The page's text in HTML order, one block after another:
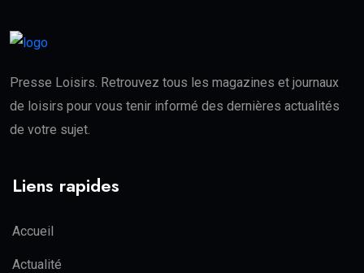
Presse Loisirs. Retrouvez tous les magazines et journaux
de loisirs pour vous tenir informé des dernières actualités
de votre sujet.
Liens rapides
Accueil
Actualité